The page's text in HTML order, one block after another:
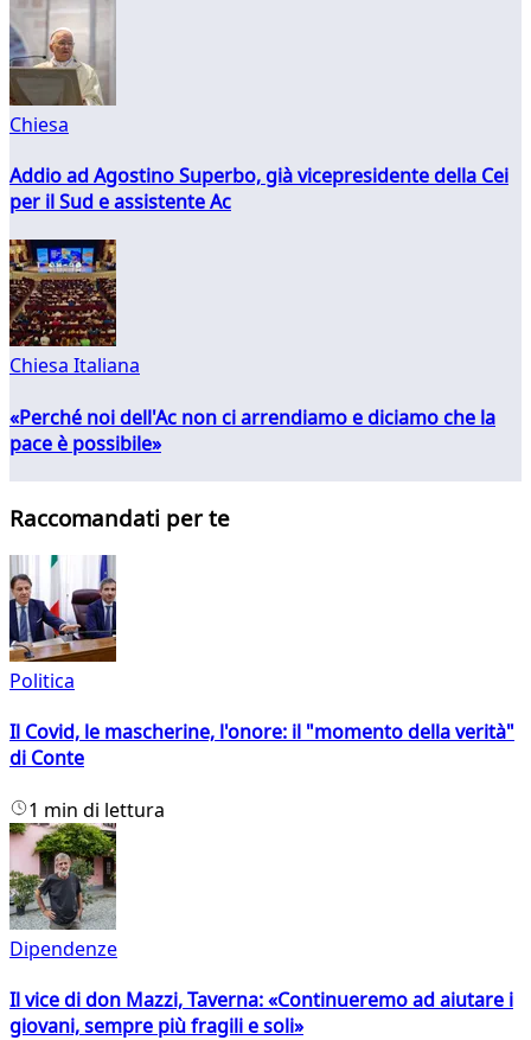
Chiesa
Addio ad Agostino Superbo, già vicepresidente della Cei
per il Sud e assistente Ac
Chiesa Italiana
«Perché noi dell'Ac non ci arrendiamo e diciamo che la
pace è possibile»
Raccomandati per te
Politica
Il Covid, le mascherine, l'onore: il "momento della verità"
di Conte
1 min di lettura
Dipendenze
Il vice di don Mazzi, Taverna: «Continueremo ad aiutare i
giovani, sempre più fragili e soli»